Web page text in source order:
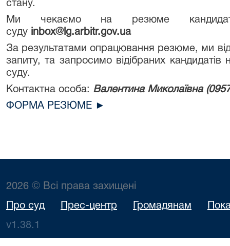
стану.
Ми чекаємо на резюме
суду inbox@lg.arbitr.gov.ua
За результатами опрацювання резюме, ми
запиту, та запросимо відібраних кандидатів
суду.
Контактна особа: Валентина Миколаївна
ФОРМА РЕЗЮМЕ ►
2026 © Всі права захищені
Про суд Прес-центр Громадянам
v1.38.1